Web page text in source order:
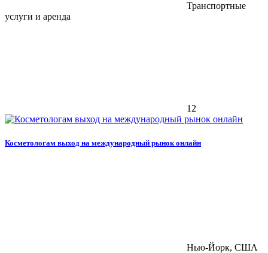
Транспортные
услуги и аренда
12
Косметологам выход на международный рынок онлайн
Нью-Йорк, США